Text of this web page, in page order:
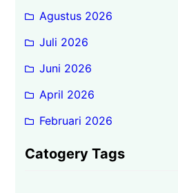
Agustus 2026
Juli 2026
Juni 2026
April 2026
Februari 2026
Catogery Tags